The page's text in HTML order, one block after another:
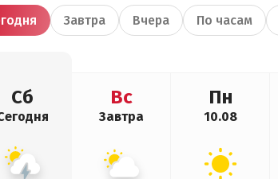
Завтра Вчера По часам
Сб Вс
Завтра
Пн
10.08